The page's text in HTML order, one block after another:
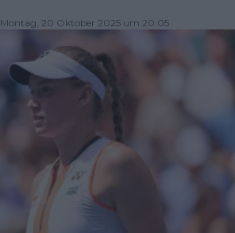
Montag, 20 Oktober 2025 um 20:05